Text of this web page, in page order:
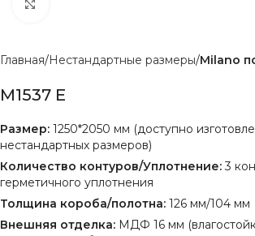
Главная Нестандартные размеры Milano
M1537 E
Размер: 1250*2050 мм (доступно
нестандартных размеров)
Количество контуров/Уплотнение:3
герметичного уплотнения
Толщина короба/полотна: 126 мм/104 мм
Внешняя отделка: МДФ 16 мм